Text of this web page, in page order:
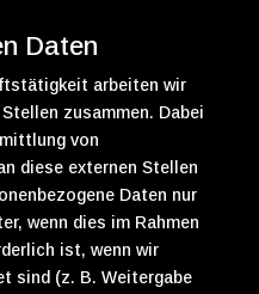
Daten
arbeiten wir
zusammen. Dabei
von
diese externen Stellen
Daten nur
wenn dies im Rahmen
ist, wenn wir
sind (z. B. Weitergabe